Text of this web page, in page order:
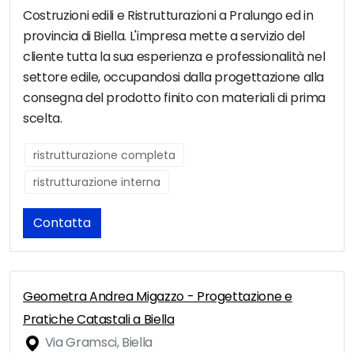
Costruzioni edili e Ristrutturazioni a Pralungo ed in
provincia di Biella. L'impresa mette a servizio del
cliente tutta la sua esperienza e professionalità nel
settore edile, occupandosi dalla progettazione alla
consegna del prodotto finito con materiali di prima
scelta.
ristrutturazione completa
ristrutturazione interna
Contatta
Geometra Andrea Migazzo - Progettazione e
Pratiche Catastali a Biella
Via Gramsci, Biella